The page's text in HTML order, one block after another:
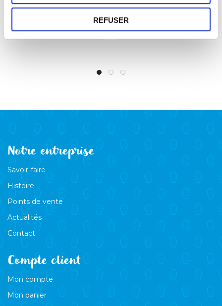
REFUSER
Salé
Notre entreprise
Savoir-faire
Histoire
Points de vente
Actualités
Contact
Compte client
Mon compte
Mon panier